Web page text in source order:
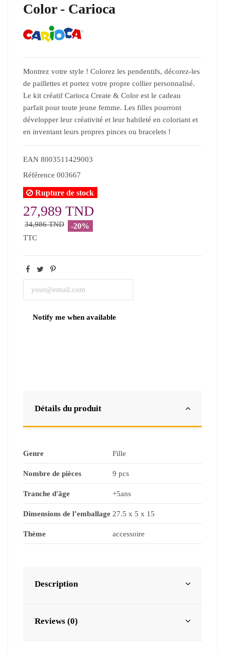
Color - Carioca
Montrez votre style ! Colorez les pendentifs, décorez-les
de paillettes et portez votre propre collier personnalisé.
Le kit créatif Carioca Create & Color est le cadeau
parfait pour toute jeune femme. Les filles pourront
développer leur créativité et leur habileté en coloriant et
en inventant leurs propres pinces ou bracelets !
EAN 8003511429003
Référence 003667
Rupture de stock
27,989 TND
34,986 TND -20%
TTC
Détails du produit
Genre Fille
Nombre de pièces 9 pcs
Tranche d'âge +5ans
Dimensions de l’emballage 27.5 x 5 x 15
Thème accessoire
Description
Reviews (0)